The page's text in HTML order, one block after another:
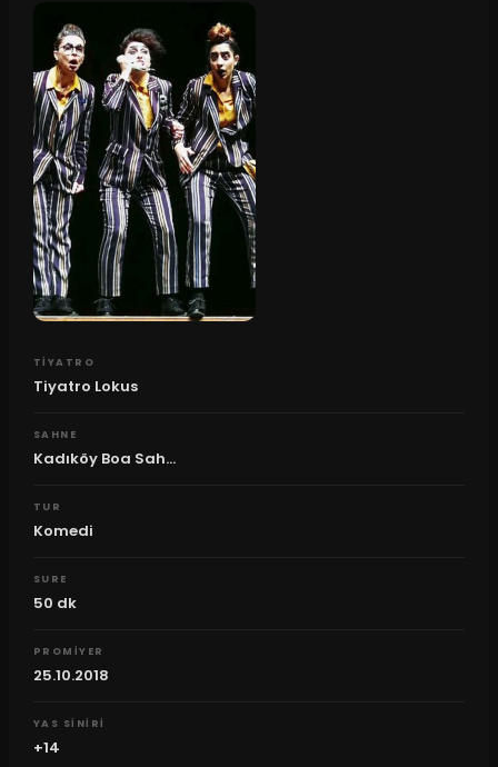
TIYATRO
Tiyatro Lokus
SAHNE
Kadıköy Boa Sah...
TUR
Komedi
SURE
50 dk
PROMIYER
25.10.2018
YAS SINIRI
+14